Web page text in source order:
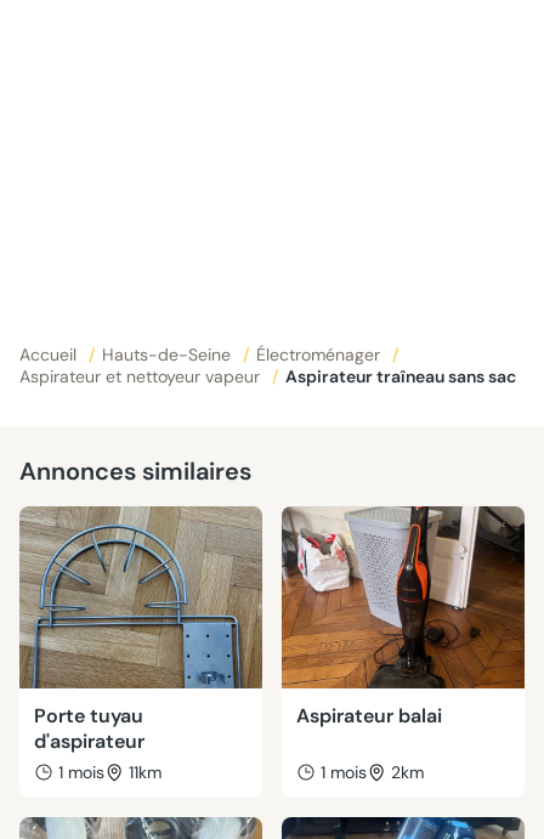
Accueil / Hauts-de-Seine / Électroménager
/
Aspirateur et nettoyeur vapeur
/ Aspirateur traîneau sans sac
Annonces similaires
Porte tuyau
d'aspirateur
1 mois 11km
Aspirateur balai
1 mois 2km